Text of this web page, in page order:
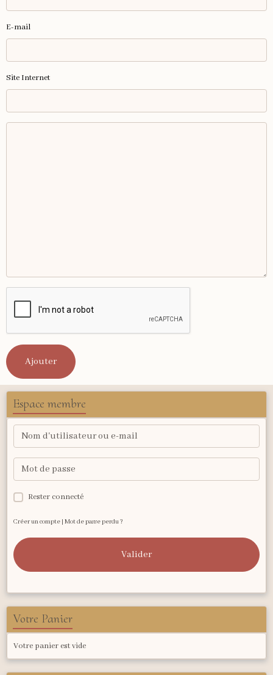
E-mail
Site Internet
Ajouter
Espace membre
Rester connecté
Créer un compte | Mot de passe perdu ?
Valider
Votre Panier
Votre panier est vide